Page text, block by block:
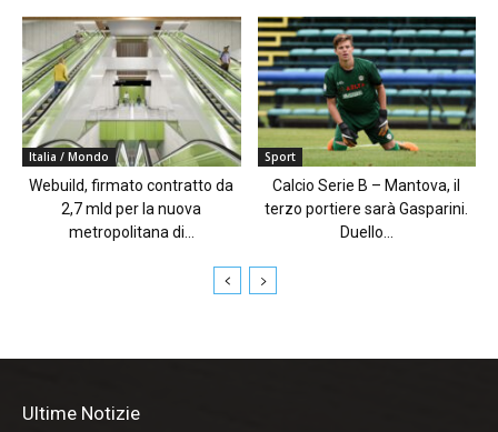
Italia / Mondo
Webuild, firmato contratto da
2,7 mld per la nuova
metropolitana di...
Sport
Calcio Serie B – Mantova, il
terzo portiere sarà Gasparini.
Duello...
Ultime Notizie